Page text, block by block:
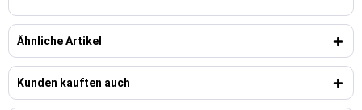
Ähnliche Artikel
Kunden kauften auch